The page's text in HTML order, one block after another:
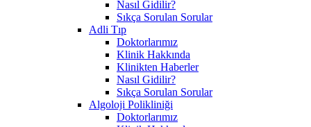
Nasıl Gidilir?
Sıkça Sorulan Sorular
Adli Tıp
Doktorlarımız
Klinik Hakkında
Klinikten Haberler
Nasıl Gidilir?
Sıkça Sorulan Sorular
Algoloji Polikliniği
Doktorlarımız